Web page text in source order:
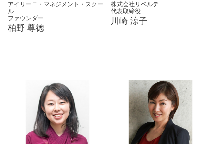
アイリーニ・マネジメント・スクー
ル
ファウンダー
柏野 尊徳
株式会社リベルテ
代表取締役
川崎 涼子